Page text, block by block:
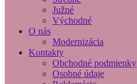
Južné
Východné
O nás
Modernizácia
Kontakty
Obchodné podmienky
Osobné údaje